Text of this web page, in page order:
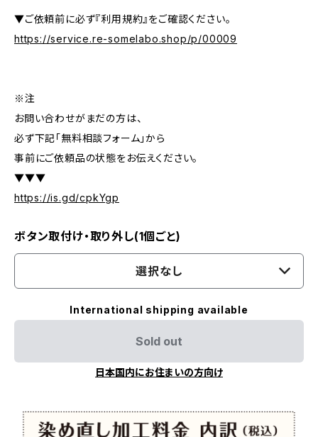
▼ご依頼前に必ず『利用規約』をご確認ください。
https://service.re-somelabo.shop/p/00009
※注
お問い合わせがまだの方は、
必ず下記「無料相談フォーム」から
事前にご依頼品の状態をお伝えください。
▼▼▼
https://is.gd/cpkYgp
ボタン取付け・取り外し(1個ごと)
選択なし
International shipping available
Sold out
日本国内にお住まいの方向け